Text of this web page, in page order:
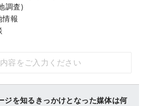
調査)
情報
ジを知るきっかけとなった媒体は何